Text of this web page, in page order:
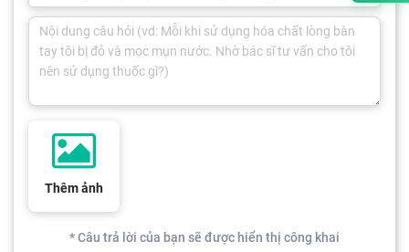
Thêm ảnh
* Câu trả lời của bạn sẽ được hiển thị công khai